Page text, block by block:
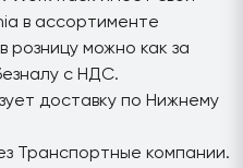
в ассортименте
розницу можно как за
с НДС.
доставку по Нижнему
Транспортные компании.